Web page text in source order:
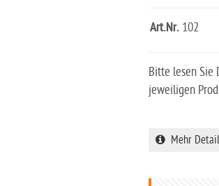
Art.Nr. 102
Bitte lesen Sie
jeweiligen
Mehr